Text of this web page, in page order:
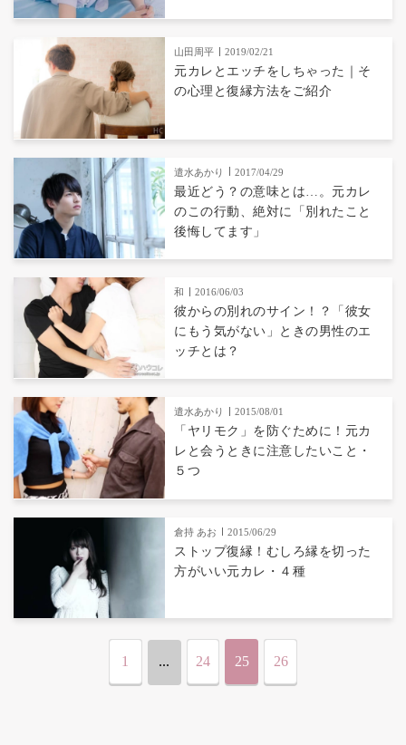
山田周平 2019/02/21
元カレとエッチをしちゃった｜そ
の心理と復縁方法をご紹介
遣水あかり 2017/04/29
最近どう？の意味とは…。元カレ
のこの行動、絶対に「別れたこと
後悔してます」
和 2016/06/03
彼からの別れのサイン！？「彼女
にもう気がない」ときの男性のエ
ッチとは？
遣水あかり 2015/08/01
「ヤリモク」を防ぐために！元カ
レと会うときに注意したいこと・
５つ
倉持 あお 2015/06/29
ストップ復縁！むしろ縁を切った
方がいい元カレ・４種
1 ... 24 25 26